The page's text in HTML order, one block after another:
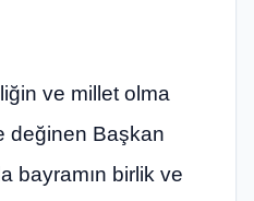
ve millet olma
değinen Başkan
bayramın birlik ve